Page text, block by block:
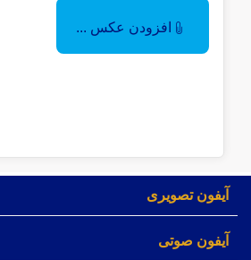
افزودن عکس ...
آیفون تصویری
آیفون صوتی